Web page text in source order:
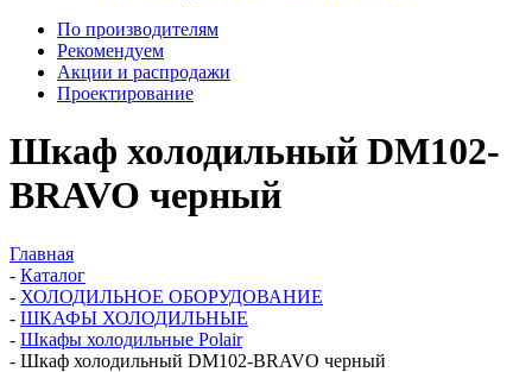
По производителям
Рекомендуем
Акции и распродажи
Проектирование
Шкаф холодильный DM102-
BRAVO черный
Главная
- Каталог
- ХОЛОДИЛЬНОЕ ОБОРУДОВАНИЕ
- ШКАФЫ ХОЛОДИЛЬНЫЕ
- Шкафы холодильные Polair
- Шкаф холодильный DM102-BRAVO черный